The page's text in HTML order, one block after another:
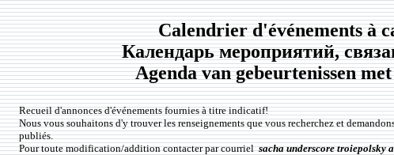
Calendrier d'événements à
Календарь мероприятий,
Agenda van gebeurtenissen
Recueil d'annonces d'événements fournies à titre indicatif!
Nous vous souhaitons d'y trouver les renseignements que vous recherchez et
publiés.
Pour toute modification/addition contacter par courrielsacha underscore troiepolsky